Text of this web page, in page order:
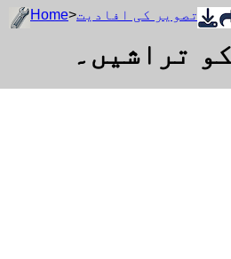
Home>تصویر کی افادیت
تراشیں۔